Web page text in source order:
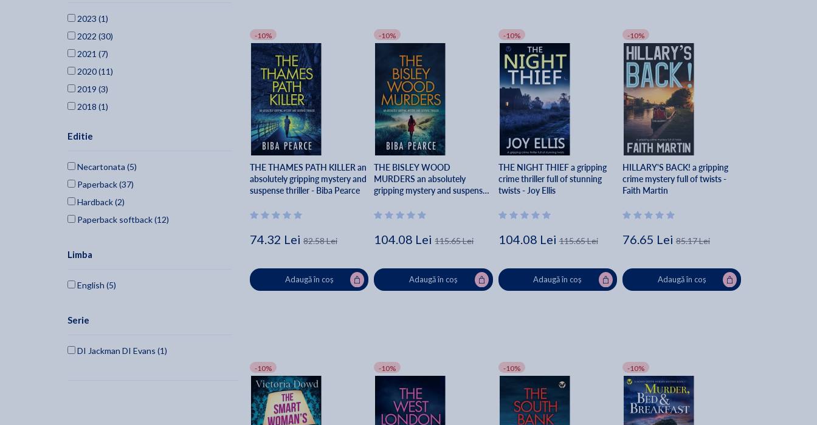
Adam Lyndon (1)
Susanna Beard (1)
Caroline Macon Fleischer (1)
Christie J. Newport (1)
Kerry Buchanan (1)
Roz Southey (1)
2023 (1)
2022 (30)
2021 (7)
2020 (11)
2019 (3)
2018 (1)
2016 (2)
Editie
Necartonata (5)
Paperback (37)
Hardback (2)
Paperback softback (12)
Limba
English (5)
Serie
DI Jackman DI Evans (1)
-10%
THE THAMES PATH KILLER an
absolutely gripping mystery and
suspense thriller - Biba Pearce
74.32 Lei 82.58 Lei
Adaugă în coș
-10%
THE BISLEY WOOD
MURDERS an absolutely
gripping mystery and suspense
104.08 Lei 115.65 Lei
Adaugă în coș
-10%
THE NIGHT THIEF a gripping
crime thriller full of stunning
twists - Joy Ellis
104.08 Lei 115.65 Lei
Adaugă în coș
-10%
HILLARY'S BACK! a gripping
crime mystery full of twists -
Faith Martin
76.65 Lei 85.17 Lei
Adaugă în coș
-10% -10% -10% -10%